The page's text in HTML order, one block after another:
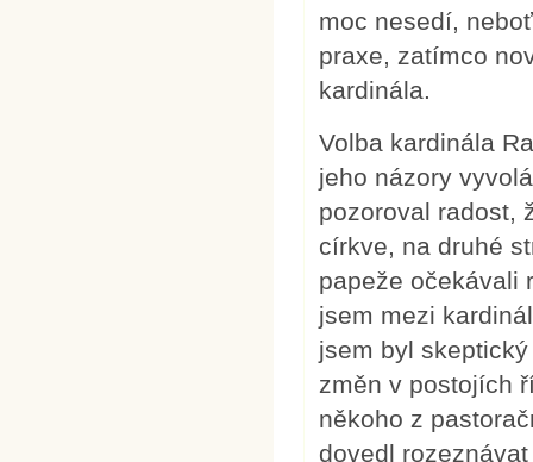
moc nesedí,
praxe, zatímco
kardinála.
Volba kardinála
jeho názory
pozoroval radost,
církve, na druhé
papeže očekávali
jsem mezi
jsem byl
změn v postojích
někoho z
dovedl